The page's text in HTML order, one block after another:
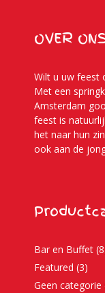
OVER
Wilt u uw feest
Met een
Amsterdam
feest is
het naar hun
ook aan de
Bar en Buffet
Featured (3)
Geen categorie